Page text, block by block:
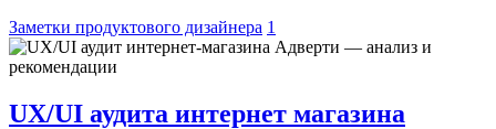
Заметки продуктового дизайнера 1
UX/UI аудита интернет магазина